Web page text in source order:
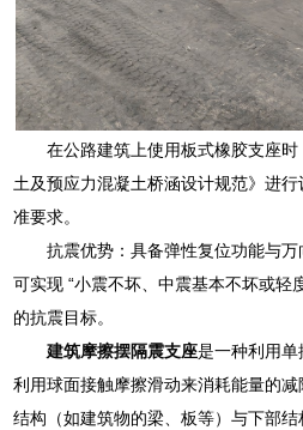
在公路建筑上使用板式橡胶支座
土及预应力混凝土桥涵设计规范》进
准要求。
抗震优势：具备弹性复位功能与万
可实现 “小震不坏、中震基本不坏或轻
的抗震目标。
建筑摩擦摆隔震支座是一种利用单
利用球面接触摩擦滑动来消耗能量的
结构（如建筑物的梁、板等）与下部结